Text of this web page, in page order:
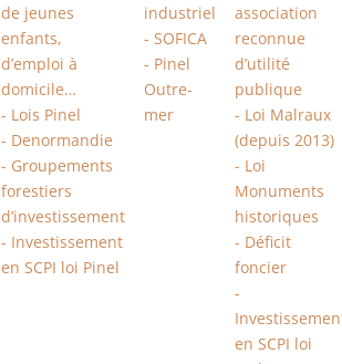
de jeunes
enfants,
d’emploi à
domicile…
- Lois Pinel
- Denormandie
- Groupements
forestiers
d’investissement
- Investissement
en SCPI loi Pinel
industriel
- SOFICA
- Pinel
Outre-
mer
association
reconnue
d’utilité
publique
- Loi Malraux
(depuis 2013)
- Loi
Monuments
historiques
- Déficit
foncier
-
en SCPI loi